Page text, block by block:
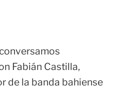
Fabián Castilla,
de la banda bahiense